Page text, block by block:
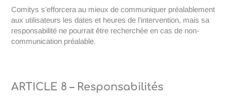
Comitys s’efforcera au mieux de communiquer préalablement
aux utilisateurs les dates et heures de l’intervention, mais sa
responsabilité ne pourrait être recherchée en cas de non-
communication préalable.
ARTICLE 8 – Responsabilités